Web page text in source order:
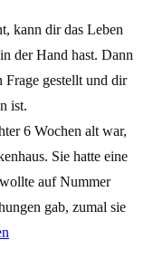
kann dir das Leben
der Hand hast. Dann
gestellt und dir
ist.
6 Wochen alt war,
Sie hatte eine
auf Nummer
gab, zumal sie